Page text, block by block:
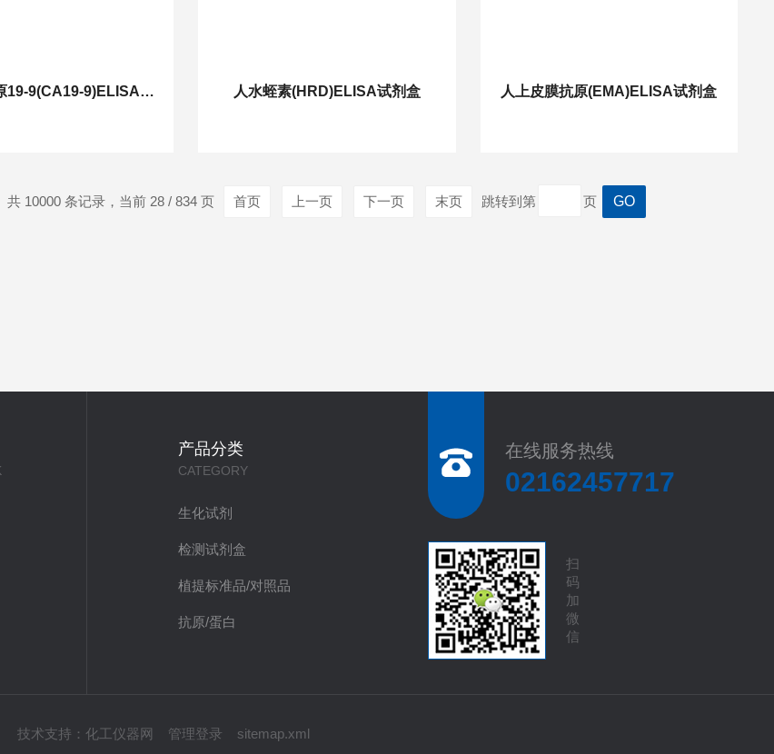
人糖链抗原19-9(CA19-9)ELISA试剂盒 人水蛭素(HRD)ELISA试剂盒 人上皮膜抗原(EMA)ELISA试剂盒
共 10000 条记录，当前 28 / 834 页 首页 上一页 下一页 末页 跳转到第 页
产品分类
CATEGORY
生化试剂
检测试剂盒
植提标准品/对照品
抗原/蛋白
在线服务热线
02162457717
扫
码
加
微
信
技术支持： 化工仪器网 管理登录 sitemap.xml